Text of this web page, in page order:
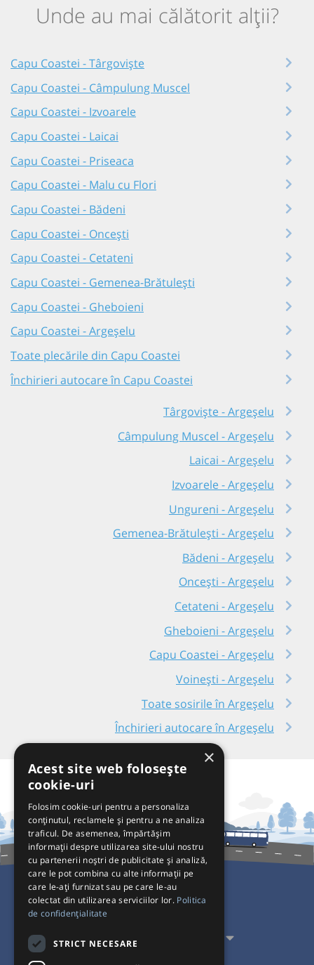
Unde au mai călătorit alții?
Capu Coastei - Târgoviște
Capu Coastei - Câmpulung Muscel
Capu Coastei - Izvoarele
Capu Coastei - Laicai
Capu Coastei - Priseaca
Capu Coastei - Malu cu Flori
Capu Coastei - Bădeni
Capu Coastei - Oncești
Capu Coastei - Cetateni
Capu Coastei - Gemenea-Brătulești
Capu Coastei - Gheboieni
Capu Coastei - Argeșelu
Toate plecările din Capu Coastei
Închirieri autocare în Capu Coastei
Târgoviște - Argeșelu
Câmpulung Muscel - Argeșelu
Laicai - Argeșelu
Izvoarele - Argeșelu
Ungureni - Argeșelu
Gemenea-Brătulești - Argeșelu
Bădeni - Argeșelu
Oncești - Argeșelu
Cetateni - Argeșelu
Gheboieni - Argeșelu
Capu Coastei - Argeșelu
Voinești - Argeșelu
Toate sosirile în Argeșelu
Închirieri autocare în Argeșelu
Pentru Călători
Pentru Transportatori
×
Acest site web folosește
cookie-uri
Folosim cookie-uri pentru a personaliza
conținutul, reclamele și pentru a ne analiza
traficul. De asemenea, împărtășim
informații despre utilizarea site-ului nostru
cu partenerii noștri de publicitate și analiză,
care le pot combina cu alte informații pe
care le-ați furnizat sau pe care le-au
colectat din utilizarea serviciilor lor. Politica
de confidențialitate
STRICT NECESARE